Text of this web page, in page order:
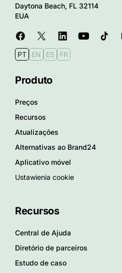
Daytona Beach, FL 32114
EUA
PT EN ES FR
Produto
Preços
Recursos
Atualizações
Alternativas ao Brand24
Aplicativo móvel
Ustawienia cookie
Recursos
Central de Ajuda
Diretório de parceiros
Estudo de caso